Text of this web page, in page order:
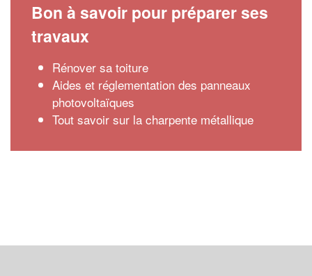
Bon à savoir pour préparer ses
travaux
Rénover sa toiture
Aides et réglementation des panneaux
photovoltaïques
Tout savoir sur la charpente métallique